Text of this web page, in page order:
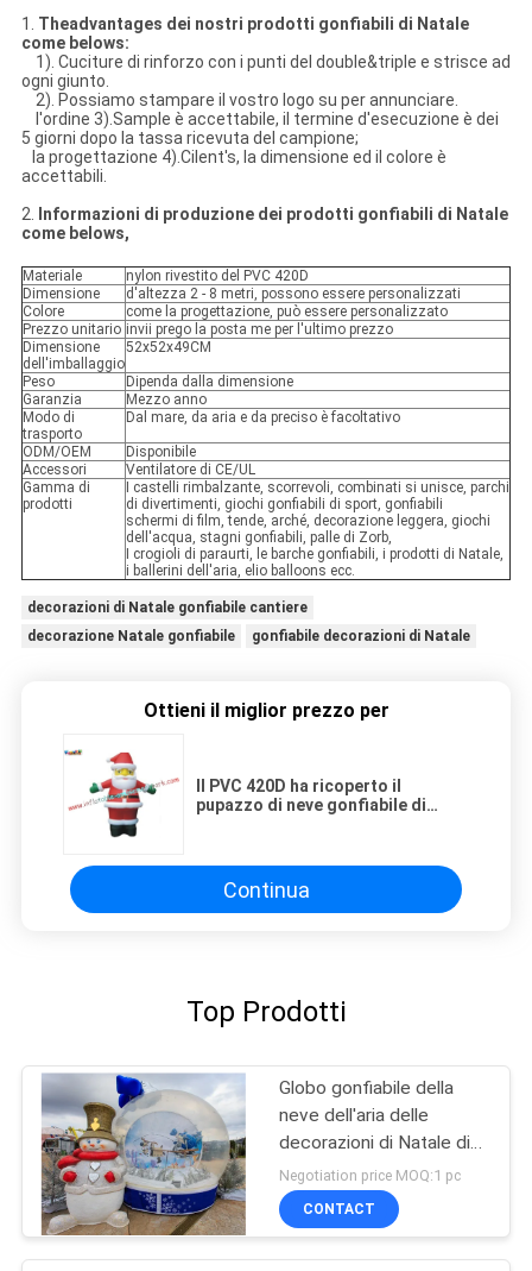
1. Theadvantages dei nostri prodotti gonfiabili di Natale
come belows:
1). Cuciture di rinforzo con i punti del double&triple e strisce ad
ogni giunto.
2). Possiamo stampare il vostro logo su per annunciare.
l'ordine 3).Sample è accettabile, il termine d'esecuzione è dei
5 giorni dopo la tassa ricevuta del campione;
la progettazione 4).Cilent's, la dimensione ed il colore è
accettabili.
2. Informazioni di produzione dei prodotti gonfiabili di Natale
come belows,
Materiale
nylon rivestito del PVC 420D
Dimensione
d'altezza 2 - 8 metri, possono essere personalizzati
Colore
come la progettazione, può essere personalizzato
Prezzo unitario invii prego la posta me per l'ultimo prezzo
Dimensione
dell'imballaggio
52x52x49CM
Peso
Dipenda dalla dimensione
Garanzia
Mezzo anno
Modo di
trasporto
Dal mare, da aria e da preciso è facoltativo
ODM/OEM
Disponibile
Accessori
Ventilatore di CE/UL
Gamma di
prodotti
I castelli rimbalzante, scorrevoli, combinati si unisce, parchi
di divertimenti, giochi gonfiabili di sport, gonfiabili
schermi di film, tende, arché, decorazione leggera, giochi
dell'acqua, stagni gonfiabili, palle di Zorb,
I crogioli di paraurti, le barche gonfiabili, i prodotti di Natale,
i ballerini dell'aria, elio balloons ecc.
decorazioni di Natale gonfiabile cantiere
decorazione Natale gonfiabile
gonfiabile decorazioni di Natale
Ottieni il miglior prezzo per
Il PVC 420D ha ricoperto il
pupazzo di neve gonfiabile di
Continua
Top Prodotti
Globo gonfiabile della
neve dell'aria delle
decorazioni di Natale di
eventi del partito per
annunciare
Negotiation price MOQ:1 pc
CONTACT